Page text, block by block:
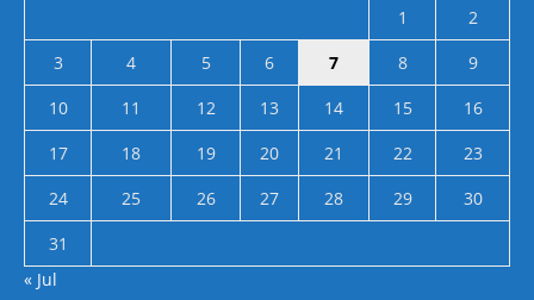
1
2
3
4 5 6 7 8
9
10
11 12 13 14 15
16
17
18 19 20 21 22
23
24
25 26 27 28 29
30
31
« Jul